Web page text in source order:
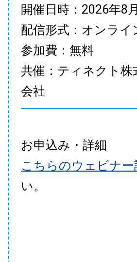
開催日時：2026年8
配信形式：オンラ
参加費：無料
共催：ティネクト
会社
お申込み・詳細
こちらのウェビナー
い。